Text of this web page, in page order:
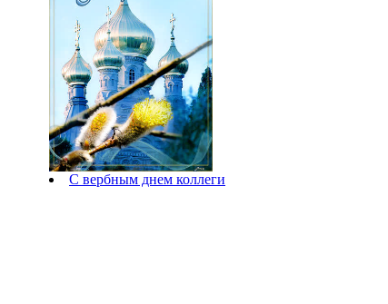
С вербным днем коллеги